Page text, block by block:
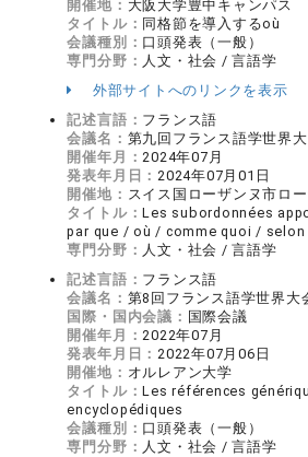
開催地： 大阪大学豊中キャンパス
タイトル： 同格節を導入するoù
会議種別： 口頭発表（一般）
専門分野： 人文・社会 / 言語学
外部サイトへのリンクを表示
記述言語： フランス語
会議名： 第九回フランス語学世界
開催年月：2024年07月
発表年月日：2024年07月01日
開催地： スイス国ローザンヌ市ロ
タイトル：Les subordonnées
par que / où / comme quoi / selon
専門分野： 人文・社会 / 言語学
記述言語： フランス語
会議名： 第8回フランス語学世界大
国際・国内会議： 国際会議
開催年月：2022年07月
発表年月日：2022年07月06日
開催地： オルレアン大学
タイトル：Les références
encyclopédiques
会議種別： 口頭発表（一般）
専門分野： 人文・社会 / 言語学